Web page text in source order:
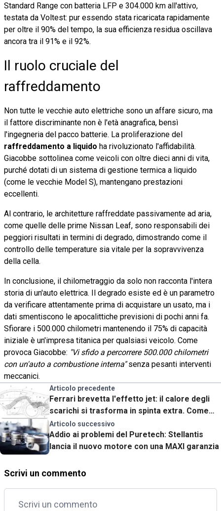
Standard Range con batteria LFP e 304.000 km all'attivo,
testata da Voltest: pur essendo stata ricaricata rapidamente
per oltre il 90% del tempo, la sua efficienza residua oscillava
ancora tra il 91% e il 92%.
Il ruolo cruciale del
raffreddamento
Non tutte le vecchie auto elettriche sono un affare sicuro, ma
il fattore discriminante non è l'età anagrafica, bensì
l'ingegneria del pacco batterie. La proliferazione del
raffreddamento a liquido ha rivoluzionato l'affidabilità.
Giacobbe sottolinea come veicoli con oltre dieci anni di vita,
purché dotati di un sistema di gestione termica a liquido
(come le vecchie Model S), mantengano prestazioni
eccellenti.
Al contrario, le architetture raffreddate passivamente ad aria,
come quelle delle prime Nissan Leaf, sono responsabili dei
peggiori risultati in termini di degrado, dimostrando come il
controllo delle temperature sia vitale per la sopravvivenza
della cella.
In conclusione, il chilometraggio da solo non racconta l'intera
storia di un'auto elettrica. Il degrado esiste ed è un parametro
da verificare attentamente prima di acquistare un usato, ma i
dati smentiscono le apocalittiche previsioni di pochi anni fa.
Sfiorare i 500.000 chilometri mantenendo il 75% di capacità
iniziale è un'impresa titanica per qualsiasi veicolo. Come
provoca Giacobbe: "Vi sfido a percorrere 500.000 chilometri
con un'auto a combustione interna"senza pesanti interventi
meccanici.
Articolo precedente
Ferrari brevetta l'effetto jet: il calore degli
scarichi si trasforma in spinta extra. Come
funziona
Articolo successivo
Addio ai problemi del Puretech: Stellantis
lancia il nuovo motore con una MAXI garanzia
Scrivi un commento